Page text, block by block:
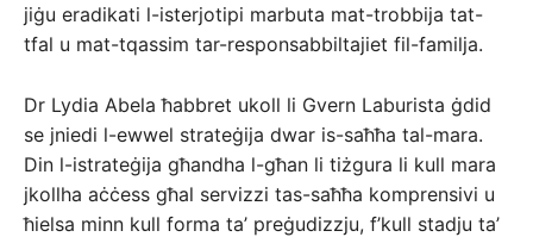
jiġu eradikati l-isterjotipi marbuta mat-trobbija tat-
tfal u mat-tqassim tar-responsabbiltajiet fil-familja.
Dr Lydia Abela ħabbret ukoll li Gvern Laburista ġdid
se jniedi l-ewwel strateġija dwar is-saħħa tal-mara.
Din l-istrateġija għandha l-għan li tiżgura li kull mara
jkollha aċċess għal servizzi tas-saħħa komprensivi u
ħielsa minn kull forma ta’ preġudizzju, f’kull stadju ta’